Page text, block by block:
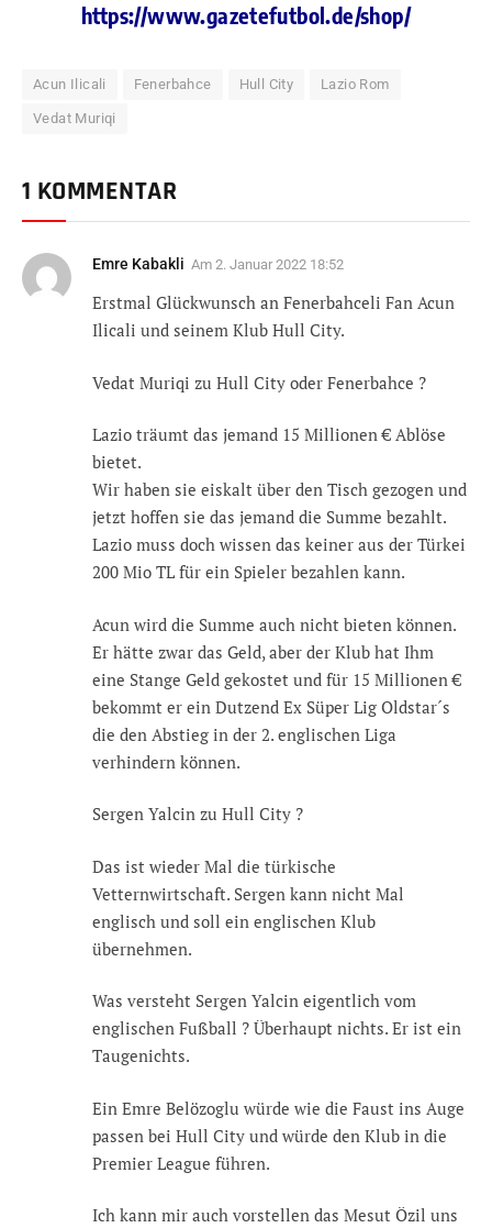
https://www.gazetefutbol.de/shop/
Acun Ilicali Fenerbahce Hull City Lazio Rom
Vedat Muriqi
1 KOMMENTAR
Emre Kabakli Am 2. Januar 2022 18:52
Erstmal Glückwunsch an Fenerbahceli Fan Acun
Ilicali und seinem Klub Hull City.
Vedat Muriqi zu Hull City oder Fenerbahce ?
Lazio träumt das jemand 15 Millionen € Ablöse
bietet.
Wir haben sie eiskalt über den Tisch gezogen und
jetzt hoffen sie das jemand die Summe bezahlt.
Lazio muss doch wissen das keiner aus der Türkei
200 Mio TL für ein Spieler bezahlen kann.
Acun wird die Summe auch nicht bieten können.
Er hätte zwar das Geld, aber der Klub hat Ihm
eine Stange Geld gekostet und für 15 Millionen €
bekommt er ein Dutzend Ex Süper Lig Oldstar´s
die den Abstieg in der 2. englischen Liga
verhindern können.
Sergen Yalcin zu Hull City ?
Das ist wieder Mal die türkische
Vetternwirtschaft. Sergen kann nicht Mal
englisch und soll ein englischen Klub
übernehmen.
Was versteht Sergen Yalcin eigentlich vom
englischen Fußball ? Überhaupt nichts. Er ist ein
Taugenichts.
Ein Emre Belözoglu würde wie die Faust ins Auge
passen bei Hull City und würde den Klub in die
Premier League führen.
Ich kann mir auch vorstellen das Mesut Özil uns